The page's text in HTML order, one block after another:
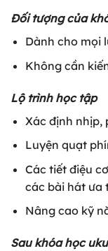
Đối tượng của
Dành cho mọi
Không cần
Lộ trình học tập
Xác định nhịp,
Luyện quạt
Các tiết điệu
các bài hát ưa
Nâng cao kỹ
Sau khóa học